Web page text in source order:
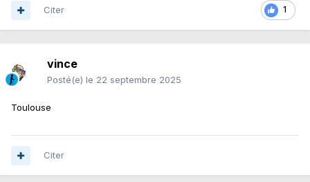
1
Citer
vince
Posté(e) le 22 septembre 2025
Toulouse
Citer